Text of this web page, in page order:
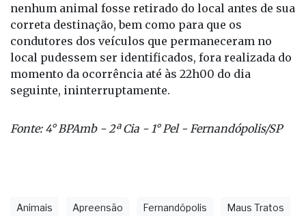
nenhum animal fosse retirado do local antes de sua
correta destinação, bem como para que os
condutores dos veículos que permaneceram no
local pudessem ser identificados, fora realizada do
momento da ocorrência até às 22h00 do dia
seguinte, ininterruptamente.
Fonte: 4° BPAmb - 2ª Cia - 1° Pel - Fernandópolis/SP
Animais Apreensão Fernandópolis Maus Tratos